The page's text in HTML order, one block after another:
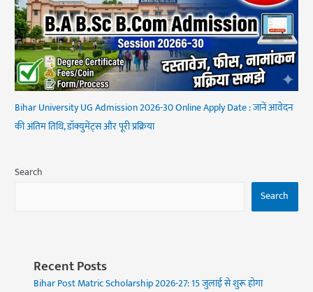
Bihar University UG Admission 2026-30 Online Apply Date : जानें आवेदन
की अंतिम तिथि, डॉक्युमेंट्स और पूरी प्रक्रिया
Search
Search
Recent Posts
Bihar Post Matric Scholarship 2026-27: 15 जुलाई से शुरू होगा